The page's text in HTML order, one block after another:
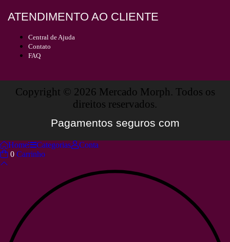
ATENDIMENTO AO CLIENTE
Central de Ajuda
Contato
FAQ
Copyright © 2026 Mercado Morph. Todos os
direitos reservados.
Pagamentos seguros com
Home Categorias Conta
0 Carrinho